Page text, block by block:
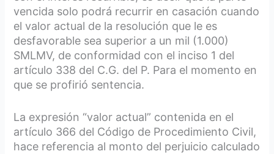
vencida solo podrá recurrir en casación cuando
el valor actual de la resolución que le es
desfavorable sea superior a un mil (1.000)
SMLMV, de conformidad con el inciso 1 del
artículo 338 del C.G. del P. Para el momento en
que se profirió sentencia.
La expresión “valor actual” contenida en el
artículo 366 del Código de Procedimiento Civil,
hace referencia al monto del perjuicio calculado